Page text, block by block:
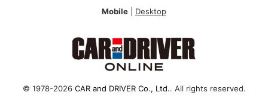
Mobile Desktop
© 1978-2026 CAR and DRIVER Co., Ltd.. All rights reserved.